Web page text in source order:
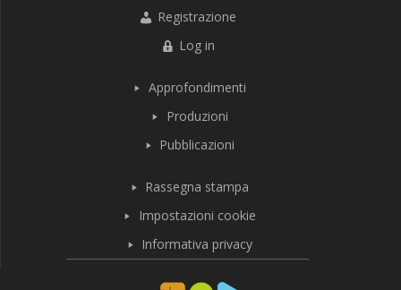
Registrazione
Log in
Approfondimenti
Produzioni
Pubblicazioni
Rassegna stampa
Impostazioni cookie
Informativa privacy